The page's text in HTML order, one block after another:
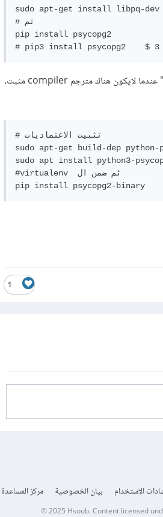
sudo apt-get install libpq-dev
# ثم
pip install psycopg2
أيضاً قد يظهر الخطأ "No module named psycopg2.extensions" عندما لايكون هناك مترجم compiler مثبت،
# تثبيت الاعتماديات
sudo apt-get build-dep python-
sudo apt install python3-
#virtualenv  ثم ضمن ال
pip install psycopg2-binary
1
الاستخدام بيان الخصوصية مركز المساعدة
© 2025 Hsoub.Content licensed